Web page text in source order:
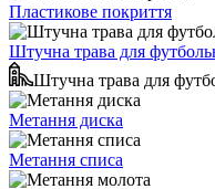
Пластикове покриття
Штучна трава для
Штучна трава для
Метання диска
Метання списа